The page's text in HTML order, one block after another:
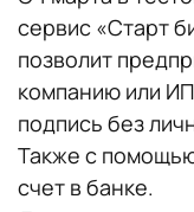
сервис «Старт
позволит
компанию или
подпись без
Также с
счет в банке.